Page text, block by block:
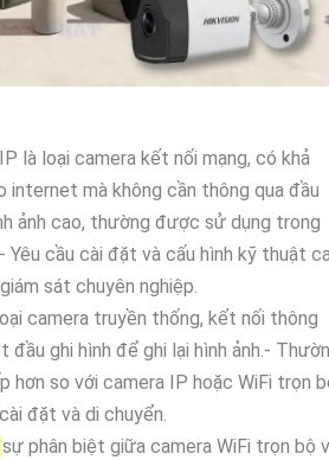
là loại camera kết nối mạng, có khả
mà không cần thông qua đầu
ảnh cao, thường được sử dụng trong
cầu cài đặt và cấu hình kỹ thuật
sát chuyên nghiệp.
camera truyền thống, kết nối thông
ghi hình để ghi lại hình ảnh.-
hơn so với camera IP hoặc WiFi trọn
đặt và di chuyển.
sự phân biệt giữa camera WiFi trọn bộ